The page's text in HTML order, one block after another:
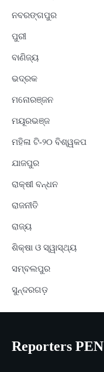
ନବରଙ୍ଗପୁର
ପୁରୀ
ବାଣିଜ୍ୟ
ଭଦ୍ରକ
ମନୋରଞ୍ଜନ
ମୟୂରଭଞ୍ଜ
ମହିଳା ଟି-୨୦ ବିଶ୍ୱକପ
ଯାଜପୁର
ରାକ୍ଷୀ ବନ୍ଧନ
ରାଜନୀତି
ରାଜ୍ୟ
ଶିକ୍ଷା ଓ ସ୍ୱାସ୍ଥ୍ୟ
ସମ୍ବଲପୁର
ସୁନ୍ଦରଗଡ଼
Reporters PEN